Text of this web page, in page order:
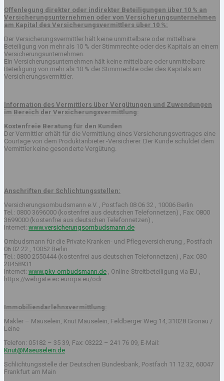
Offenlegung direkter oder indirekter Beteiligungen über 10 % an
Versicherungsunternehmen oder von Versicherungsunternehmen
am Kapital des Versicherungsvermittlers über 10 %:
Der Versicherungsvermittler hält keine unmittelbare oder mittelbare
Beteiligung von mehr als 10 % der Stimmrechte oder des Kapitals an einem
Versicherungsunternehmen.
Ein Versicherungsunternehmen hält keine mittelbare oder unmittelbare
Beteiligung von mehr als 10 % der Stimmrechte oder des Kapitals am
Versicherungsvermittler.
Information des Vermittlers über Vergütungen und Zuwendungen
im Bereich der Versicherungsvermittlung:
Kostenfreie Beratung für den Kunden
Der Vermittler erhält für die Vermittlung eines Versicherungsvertrages eine
Courtage von dem Produktanbieter -Versicherer. Der Kunde schuldet dem
Vermittler keine gesonderte Vergütung.
Anschriften der Schlichtungsstellen:
Versicherungsombudsmann e.V. , Postfach 08 06 32 , 10006 Berlin
Tel.: 0800 3696000 (kostenfrei aus deutschen Telefonnetzen) , Fax: 0800
3699000 (kostenfrei aus deutschen Telefonnetzen) ,
Internet: www.versicherungsombudsmann.de
Ombudsmann für die Private Kranken- und Pflegeversicherung , Postfach
06 02 22 , 10052 Berlin
Tel.: 0800 2550444 (kostenfrei aus deutschen Telefonnetzen) , Fax: 030
20458931
Internet: www.pkv-ombudsmann.de , Online-Streitbeteiligung via EU ,
https://webgate.ec.europa.eu/odr
Immobiliendarlehnsvermittlung:
Makler – Mäuselein, Knut Mäuselein, Feldberger Weg 14, 31028 Gronau /
Leine
Telefon: 05182 – 35 39, Fax: 03222 – 241 76 09, E-Mail:
Knut@Maeuselein.de
Schlichtungsstelle der Deutschen Bundesbank, Postfach 11 12 32, 60047
Frankfurt am Main